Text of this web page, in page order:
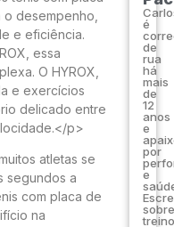
desempenho,
e eficiência.
essa
O HYROX,
e exercícios
delicado entre
p>
atletas se
segundos a
com placa de
na
é
de
rua
há
mais
de
12
anos
e
por
e
sobre